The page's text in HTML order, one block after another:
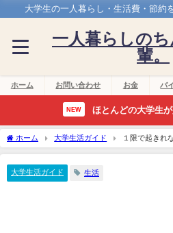
大学生の一人暮らし・生活費・節約
一人暮らしの
輩。
ホーム お問い合わせ お金 バ
NEW ほとんどの大学生
ホーム 大学生活ガイド
１限で起きれ
やすい人必見】
大学生活ガイド 生活